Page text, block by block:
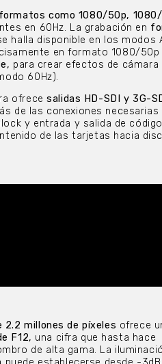
como 1080/50p,
en 60Hz. La grabación en
halla disponible en los modos
en formato 1080/50p
para crear efectos de cámara
60Hz).
ofrecesalidas HD-SDI y 3G-
de las conexiones necesarias
y entrada y salida de
de las tarjetas hacia
2.2 millones de píxeles ofrece
F12, una cifra que hasta hace
de alta gama. La